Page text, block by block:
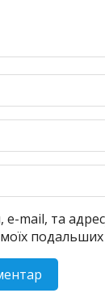
e-mail, та